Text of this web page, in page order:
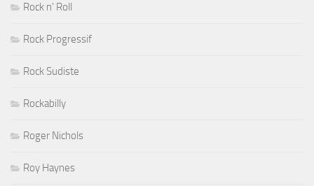
Rock n' Roll
Rock Progressif
Rock Sudiste
Rockabilly
Roger Nichols
Roy Haynes